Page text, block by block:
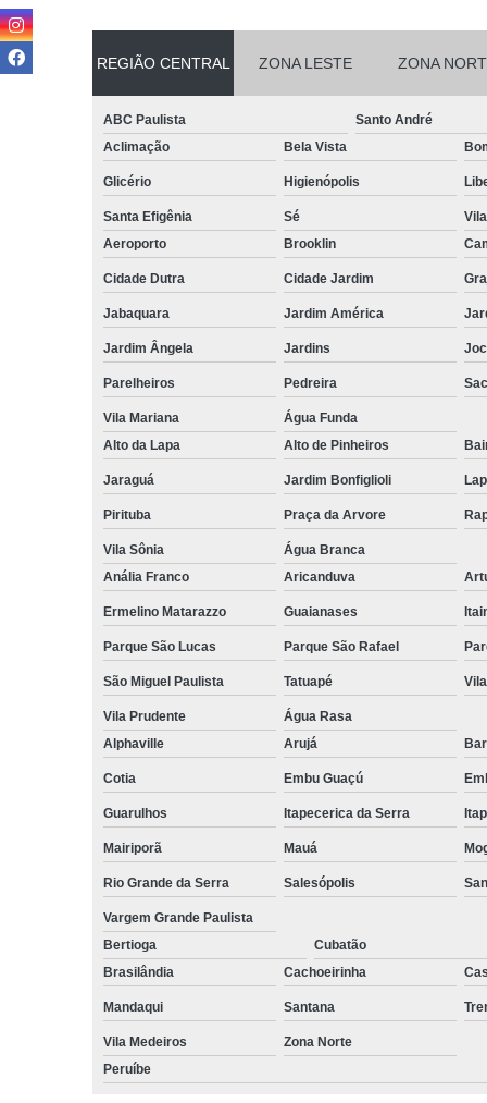
REGIÃO CENTRAL ZONA LESTE ZONA
ABC Paulista Santo André
Aclimação
Bela Vista
Glicério Higienópolis
Santa Efigênia Sé
Aeroporto
Brooklin
Cidade Dutra Cidade Jardim
Jabaquara Jardim América
Jardim Ângela Jardins
Parelheiros Pedreira
Vila Mariana
Água Funda
Alto da Lapa
Alto de Pinheiros
Jaraguá Jardim Bonfiglioli
Pirituba Praça da Arvore
Vila Sônia
Água Branca
Anália Franco
Aricanduva
Ermelino Matarazzo Guaianases
Parque São Lucas Parque São Rafael
São Miguel Paulista Tatuapé
Vila Prudente
Água Rasa
Alphaville
Arujá
Cotia Embu Guaçú
Guarulhos Itapecerica da Serra
Mairiporã Mauá
Rio Grande da Serra Salesópolis
Vargem Grande Paulista
Bertioga
Cubatão
Brasilândia
Cachoeirinha
Mandaqui Santana
Vila Medeiros
Zona Norte
Peruíbe